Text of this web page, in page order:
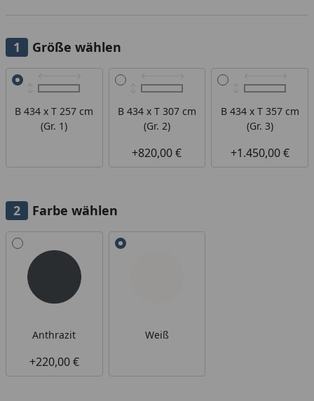
Größe wählen
Alle anzeigen (3)
B 434 x T 257 cm
(Gr. 1)
B 434 x T 307 cm
(Gr. 2)
+820,00 €
B 434 x T 357 cm
(Gr. 3)
+1.450,00 €
Farbe wählen
Alle anzeigen (2)
Anthrazit
+220,00 €
Weiß